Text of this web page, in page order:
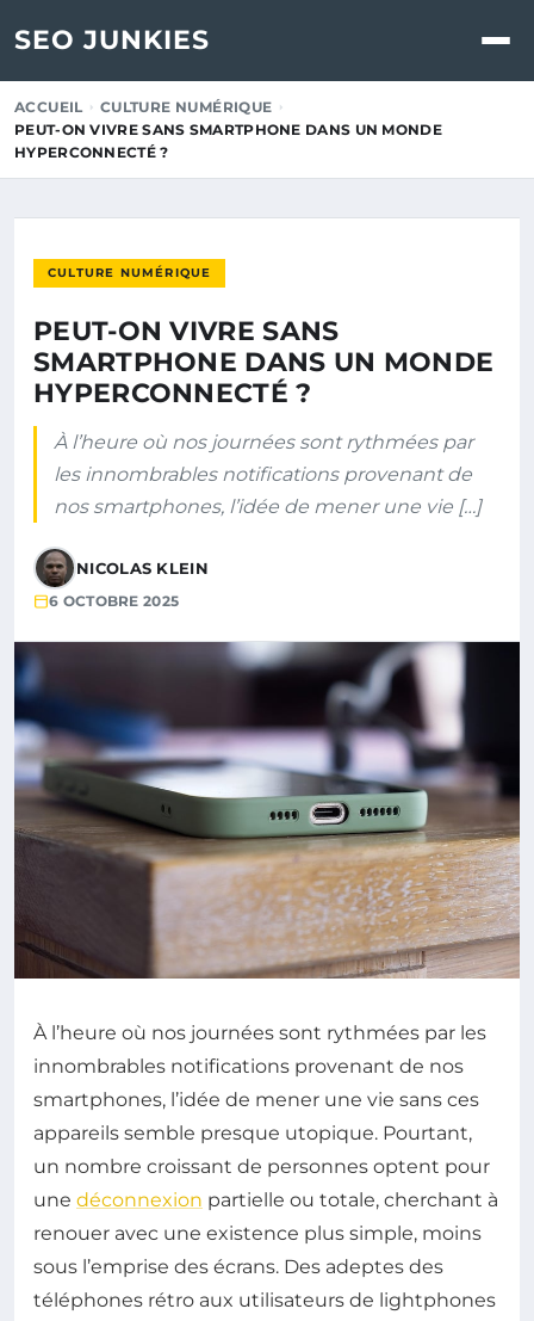
SEO JUNKIES
ACCUEIL
CULTURE NUMÉRIQUE
PEUT-ON VIVRE SANS SMARTPHONE DANS UN MONDE
HYPERCONNECTÉ ?
CULTURE NUMÉRIQUE
PEUT-ON VIVRE SANS
SMARTPHONE DANS UN MONDE
HYPERCONNECTÉ ?
À l’heure où nos journées sont rythmées par
les innombrables notifications provenant de
nos smartphones, l’idée de mener une vie […]
NICOLAS KLEIN
6 OCTOBRE 2025
À l’heure où nos journées sont rythmées par les
innombrables notifications provenant de nos
smartphones, l’idée de mener une vie sans ces
appareils semble presque utopique. Pourtant,
un nombre croissant de personnes optent pour
une déconnexion partielle ou totale, cherchant à
renouer avec une existence plus simple, moins
sous l’emprise des écrans. Des adeptes des
téléphones rétro aux utilisateurs de lightphones